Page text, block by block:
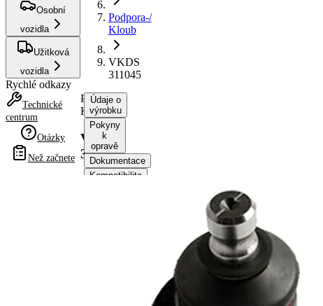
Osobní
vozidla
Užitková
vozidla
Rychlé odkazy
Technické
centrum
Otázky
Než začnete
Podpora-/
Kloub
VKDS
311045
Podpora-/
Kloub
VKDS
311045
Údaje o
výrobku
Pokyny
k
opravě
Dokumentace
Kompatibilita
Hodnota
syntetickým
tukem